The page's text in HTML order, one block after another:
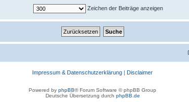
Zeichen der Beiträge anzeigen
Impressum & Datenschutzerklärung | Disclaimer
Powered by phpBB® Forum Software © phpBB Group
Deutsche Übersetzung durch phpBB.de